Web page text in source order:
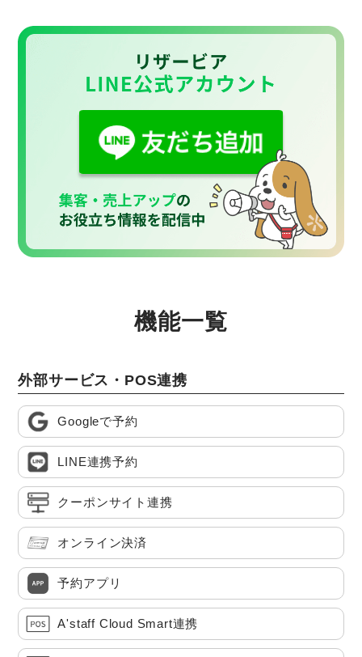
機能一覧
外部サービス・POS連携
Googleで予約
LINE連携予約
クーポンサイト連携
オンライン決済
予約アプリ
A'staff Cloud Smart連携